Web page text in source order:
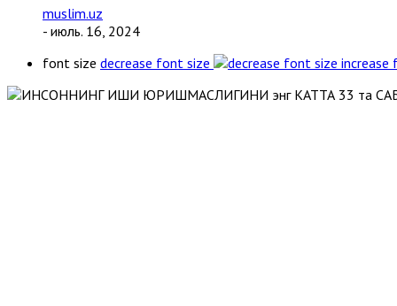
muslim.uz
- июль. 16, 2024
font size decrease font size increase